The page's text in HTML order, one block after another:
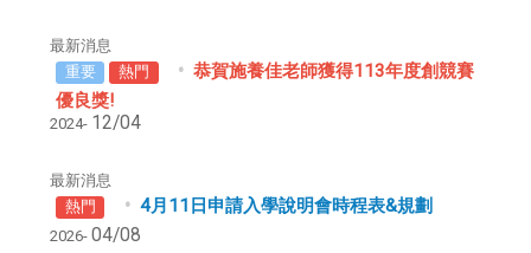
最新消息
重要
熱門
恭賀施養佳老師獲得113年度創競賽
優良獎!
2024- 12/04
最新消息
熱門
4月11日申請入學說明會時程表&規劃
2026- 04/08